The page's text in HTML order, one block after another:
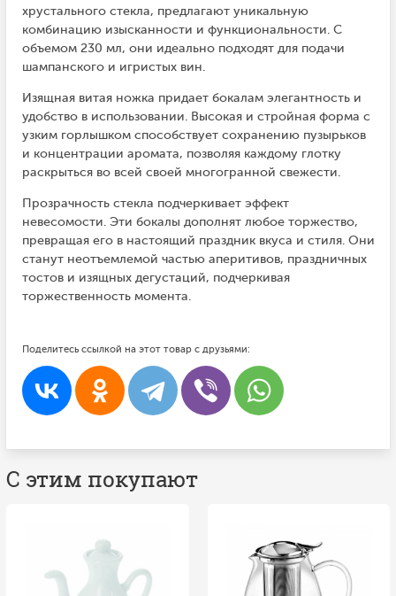
хрустального стекла, предлагают уникальную
комбинацию изысканности и функциональности. С
объемом 230 мл, они идеально подходят для подачи
шампанского и игристых вин.
Изящная витая ножка придает бокалам элегантность и
удобство в использовании. Высокая и стройная форма с
узким горлышком способствует сохранению пузырьков
и концентрации аромата, позволяя каждому глотку
раскрыться во всей своей многогранной свежести.
Прозрачность стекла подчеркивает эффект
невесомости. Эти бокалы дополнят любое торжество,
превращая его в настоящий праздник вкуса и стиля. Они
станут неотъемлемой частью аперитивов, праздничных
тостов и изящных дегустаций, подчеркивая
торжественность момента.
Поделитесь ссылкой на этот товар с друзьями:
С этим покупают